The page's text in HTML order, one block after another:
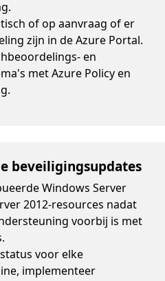
of op aanvraag of er
zijn in de Azure Portal.
en
met Azure Policy en
beveiligingsupdates
Windows Server
2012-resources nadat
voorbij is met
voor elke
implementeer